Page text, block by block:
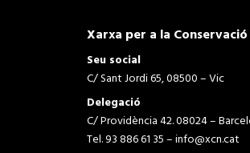
Xarxa per a la
Seu social
C/ Sant Jordi 65, 08500 – Vic
Delegació
C/ Providència 42. 08024 –
Tel. 93 886 61 35 –info@xcn.cat